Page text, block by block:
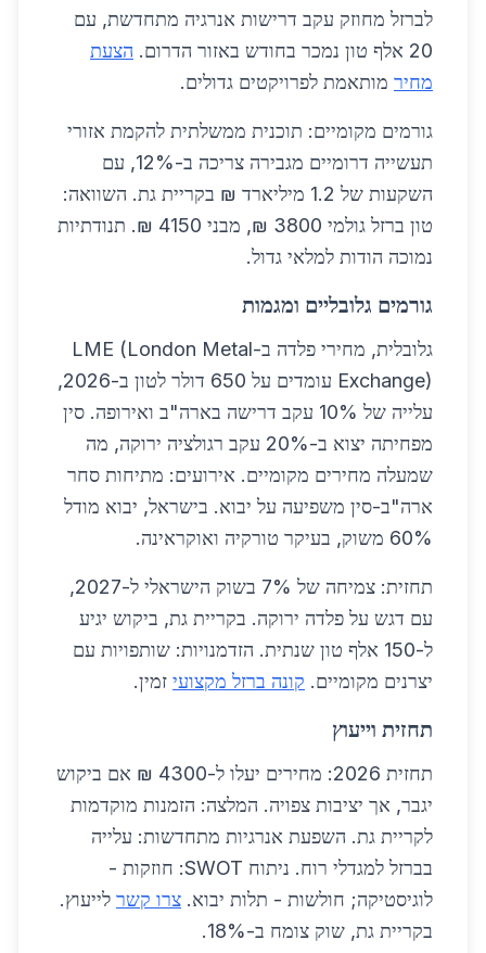
לברזל מחוזק עקב דרישות אנרגיה מתחדשת, עם
20 אלף טון נמכר בחודש באזור הדרום.
הצעת
מחיר מותאמת לפרויקטים גדולים.
גורמים מקומיים: תוכנית ממשלתית להקמת אזורי
תעשייה דרומיים מגבירה צריכה ב-12%, עם
השקעות של 1.2 מיליארד ₪ בקריית גת. השוואה:
טון ברזל גולמי 3800 ₪, מבני 4150 ₪. תנודתיות
נמוכה הודות למלאי גדול.
גורמים גלובליים ומגמות
גלובלית, מחירי פלדה ב-LME (London Metal
Exchange) עומדים על 650 דולר לטון ב-2026,
עלייה של 10% עקב דרישה בארה"ב ואירופה. סין
מפחיתה יצוא ב-20% עקב רגולציה ירוקה, מה
שמעלה מחירים מקומיים. אירועים: מתיחות סחר
ארה"ב-סין משפיעה על יבוא. בישראל, יבוא מודל
60% משוק, בעיקר טורקיה ואוקראינה.
תחזית: צמיחה של 7% בשוק הישראלי ל-2027,
עם דגש על פלדה ירוקה. בקריית גת, ביקוש יגיע
ל-150 אלף טון שנתית. הזדמנויות: שותפויות עם
יצרנים מקומיים. קונה ברזל מקצועי זמין.
תחזית וייעוץ
תחזית 2026: מחירים יעלו ל-4300 ₪ אם ביקוש
יגבר, אך יציבות צפויה. המלצה: הזמנות מוקדמות
לקריית גת. השפעת אנרגיות מתחדשות: עלייה
בברזל למגדלי רוח. ניתוח SWOT: חוזקות -
לוגיסטיקה; חולשות - תלות יבוא. צרו קשר לייעוץ.
בקריית גת, שוק צומח ב-18%.